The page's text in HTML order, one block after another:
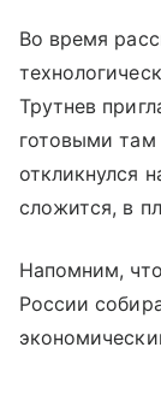
Во время
Трутнев
готовыми там
откликнулся
сложится, в
Напомним,
России